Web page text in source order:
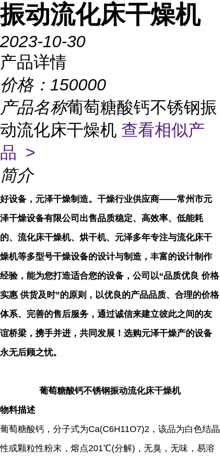
振动流化床干燥机
2023-10-30
产品详情
价格： 150000
产品名称葡萄糖酸钙不锈钢振
动流化床干燥机 查看相似产
品 >
简介
好设备，元泽干燥制造。干燥行业供应商——常州市元
泽干燥设备有限公司出售品质稳定、高效率、低能耗
的、流化床干燥机、烘干机、元泽多年专注与流化床干
燥机等多型号干燥设备的设计与制造，丰富的设计制作
经验，能为您打造适合您的设备，公司以“品质优良 价格
实惠 供货及时”的原则，以优良的产品品质、合理的价格
体系、完善的售后服务，通过诚信来建立彼此之间的友
谊桥梁，携手并进，共同发展！选购元泽干燥产的设备
永无后顾之忧。
葡萄糖酸钙不锈钢振动流化床干燥机
物料描述
葡萄糖酸钙，分子式为Ca(C6H11O7)2，该品为白色结晶
性或颗粒性粉末，熔点201℃(分解)，无臭，无味，易溶